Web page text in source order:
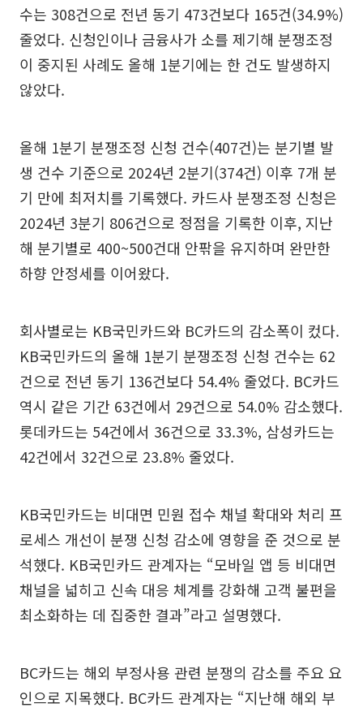
수는 308건으로 전년 동기 473건보다 165건(34.9%)
줄었다. 신청인이나 금융사가 소를 제기해 분쟁조정
이 중지된 사례도 올해 1분기에는 한 건도 발생하지
않았다.
올해 1분기 분쟁조정 신청 건수(407건)는 분기별 발
생 건수 기준으로 2024년 2분기(374건) 이후 7개 분
기 만에 최저치를 기록했다. 카드사 분쟁조정 신청은
2024년 3분기 806건으로 정점을 기록한 이후, 지난
해 분기별로 400~500건대 안팎을 유지하며 완만한
하향 안정세를 이어왔다.
회사별로는 KB국민카드와 BC카드의 감소폭이 컸다.
KB국민카드의 올해 1분기 분쟁조정 신청 건수는 62
건으로 전년 동기 136건보다 54.4% 줄었다. BC카드
역시 같은 기간 63건에서 29건으로 54.0% 감소했다.
롯데카드는 54건에서 36건으로 33.3%, 삼성카드는
42건에서 32건으로 23.8% 줄었다.
KB국민카드는 비대면 민원 접수 채널 확대와 처리 프
로세스 개선이 분쟁 신청 감소에 영향을 준 것으로 분
석했다. KB국민카드 관계자는 “모바일 앱 등 비대면
채널을 넓히고 신속 대응 체계를 강화해 고객 불편을
최소화하는 데 집중한 결과”라고 설명했다.
BC카드는 해외 부정사용 관련 분쟁의 감소를 주요 요
인으로 지목했다. BC카드 관계자는 “지난해 해외 부